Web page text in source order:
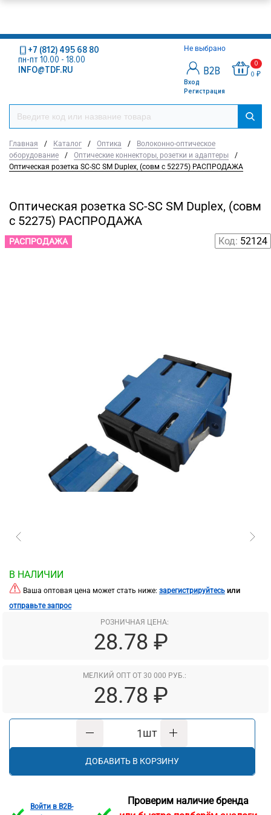
Не выбрано
Вход
Регистрация
0
0 ₽
+7 (812) 495 68 80
пн-пт 10.00 - 18.00
INFO@TDF.RU
Главная / Каталог / Оптика /
Волоконно-оптическое
оборудование
/ Оптические коннекторы, розетки и адаптеры
/
Оптическая розетка SC-SC SM Duplex, (совм с 52275) РАСПРОДАЖА
Оптическая розетка SC-SC SM Duplex, (совм
с 52275) РАСПРОДАЖА
РАСПРОДАЖА Код: 52124
В НАЛИЧИИ
Ваша оптовая цена может стать ниже: зарегистрируйтесь или
отправьте запрос
РОЗНИЧНАЯ ЦЕНА:
28.78 ₽
МЕЛКИЙ ОПТ ОТ 30 000 РУБ.:
28.78 ₽
шт
ДОБАВИТЬ В КОРЗИНУ
Войти в B2B-
Проверим наличие бренда